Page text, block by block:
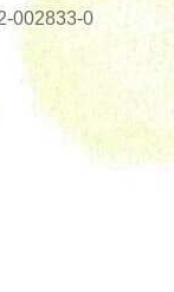
002833-0